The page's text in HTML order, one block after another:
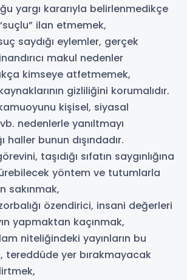
yargı kararıyla belirlenmedikçe
ilan etmemek,
saydığı eylemler, gerçek
makul nedenler
kimseye atfetmemek,
gizliliğini korumalıdır.
kişisel, siyasal
nedenlerle yanıltmayı
haller bunun dışındadır.
taşıdığı sıfatın saygınlığına
yöntem ve tutumlarla
sakınmak,
özendirici, insani değerleri
yapmaktan kaçınmak,
niteliğindeki yayınların bu
tereddüde yer bırakmayacak